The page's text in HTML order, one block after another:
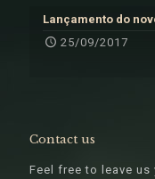
Lançamento do
25/09/2017
Contact us
Feel free to leave